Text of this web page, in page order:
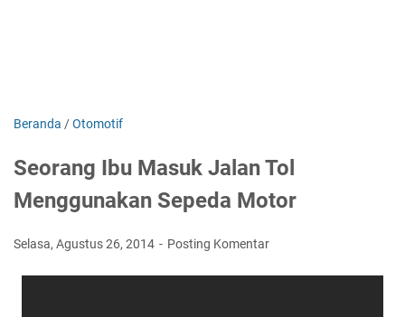
Beranda /Otomotif
Seorang Ibu Masuk Jalan Tol
Menggunakan Sepeda Motor
Selasa, Agustus 26, 2014 Posting Komentar